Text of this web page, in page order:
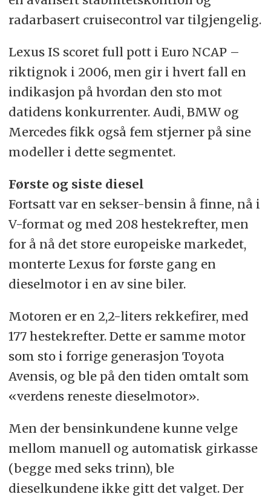
radarbasert cruisecontrol var tilgjengelig.
Lexus IS scoret full pott i Euro NCAP –
riktignok i 2006, men gir i hvert fall en
indikasjon på hvordan den sto mot
datidens konkurrenter. Audi, BMW og
Mercedes fikk også fem stjerner på sine
modeller i dette segmentet.
Første og siste diesel
Fortsatt var en sekser-bensin å finne, nå i
V-format og med 208 hestekrefter, men
for å nå det store europeiske markedet,
monterte Lexus for første gang en
dieselmotor i en av sine biler.
Motoren er en 2,2-liters rekkefirer, med
177 hestekrefter. Dette er samme motor
som sto i forrige generasjon Toyota
Avensis, og ble på den tiden omtalt som
«verdens reneste dieselmotor».
Men der bensinkundene kunne velge
mellom manuell og automatisk girkasse
(begge med seks trinn), ble
dieselkundene ikke gitt det valget. Der